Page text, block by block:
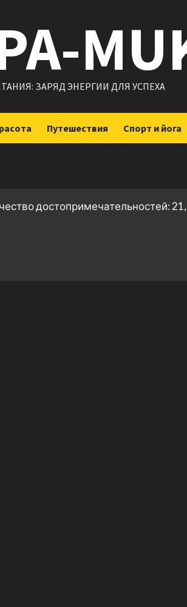
ЗАРЯД ЭНЕРГИИ ДЛЯ УСПЕХА
Путешествия Спорт и йога
достопримечательностей: 21,